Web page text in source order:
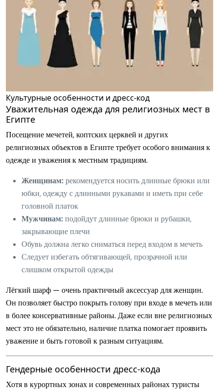
Культурные особенности и дресс-код
Уважительная одежда для религиозных мест в
Египте
Посещение мечетей, коптских церквей и других
религиозных объектов в Египте требует особого внимания к
одежде и уважения к местным традициям.
Женщинам:рекомендуется носить длинные брюки или
юбки, одежду с длинными рукавами и иметь при себе
головной платок
Мужчинам:подойдут длинные брюки и рубашки,
закрывающие плечи
Обувь должна легко сниматься перед входом в мечеть
Следует избегать обтягивающей, прозрачной или
слишком открытой одежды
Лёгкий шарф — очень практичный аксессуар для женщин.
Он позволяет быстро покрыть голову при входе в мечеть или
в более консервативные районы. Даже если вне религиозных
мест это не обязательно, наличие платка помогает проявить
уважение и быть готовой к разным ситуациям.
Гендерные особенности дресс-кода
Хотя в курортных зонах и современных районах туристы